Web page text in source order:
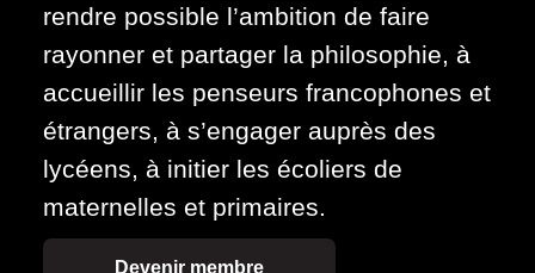
rendre possible l’ambition de faire
rayonner et partager la philosophie, à
accueillir les penseurs francophones et
étrangers, à s’engager auprès des
lycéens, à initier les écoliers de
maternelles et primaires.
Devenir membre